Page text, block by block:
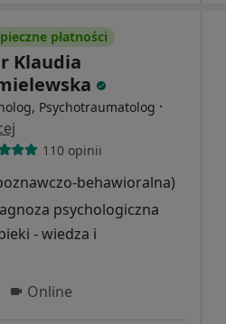
płatności
Klaudia
Psychotraumatolog ·
110 opinii
behawioralna)
psychologiczna
- wiedza i
Online